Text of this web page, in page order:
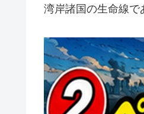
湾岸諸国の生命線で